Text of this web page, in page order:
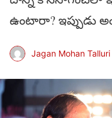
ఉంటారా? ఇప్పుడు
Jagan Mohan Talluri